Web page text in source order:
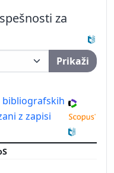
za
Prikaži
bibliografskih
z zapisi